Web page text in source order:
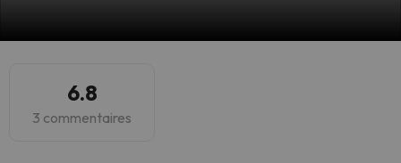
6.8
3 commentaires